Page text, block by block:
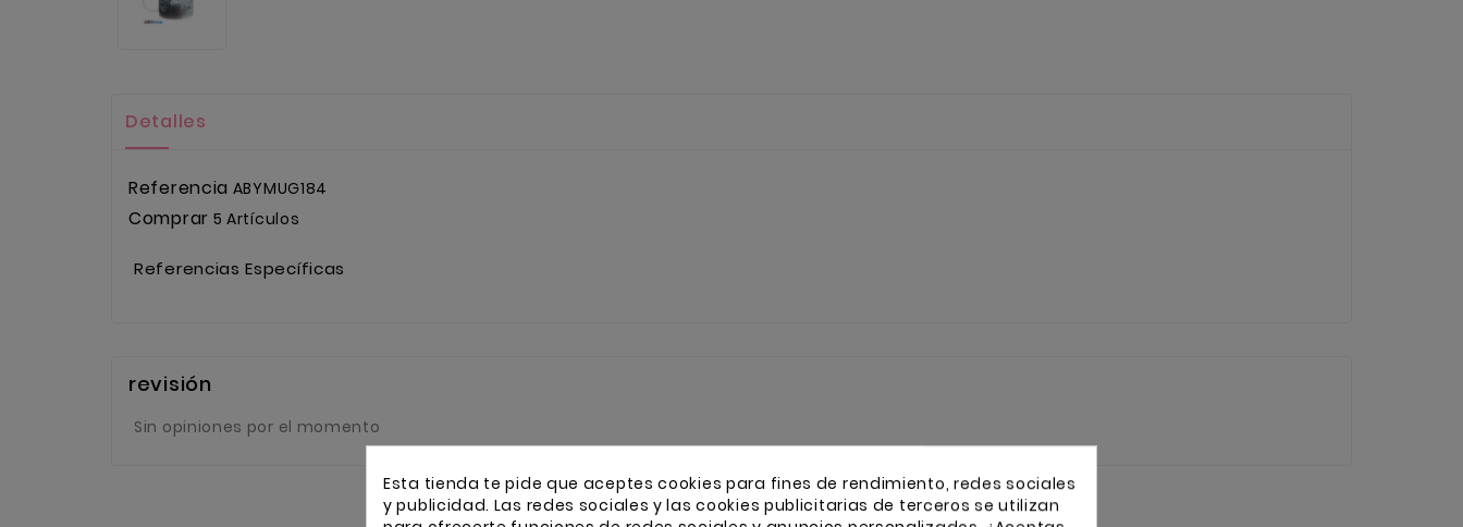
Detalles
Referencia ABYMUG184
Comprar 5 Artículos
Referencias Específicas
revisión
Sin opiniones por el momento
Esta tienda te pide que aceptes cookies para fines de rendimiento, redes sociales
y publicidad. Las redes sociales y las cookies publicitarias de terceros se utilizan